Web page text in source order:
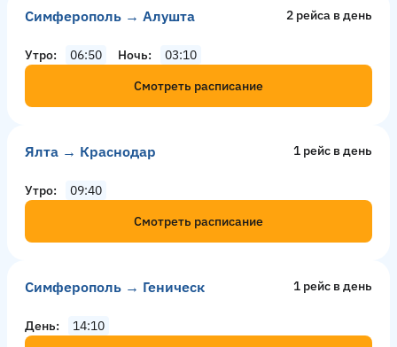
Симферополь → Алушта 2 рейсa в день
Утро 06:50 Ночь
03:10
Смотреть расписание
Ялта → Краснодар 1 рейс в день
Утро
09:40
Смотреть расписание
Симферополь → Геническ 1 рейс в день
День
14:10